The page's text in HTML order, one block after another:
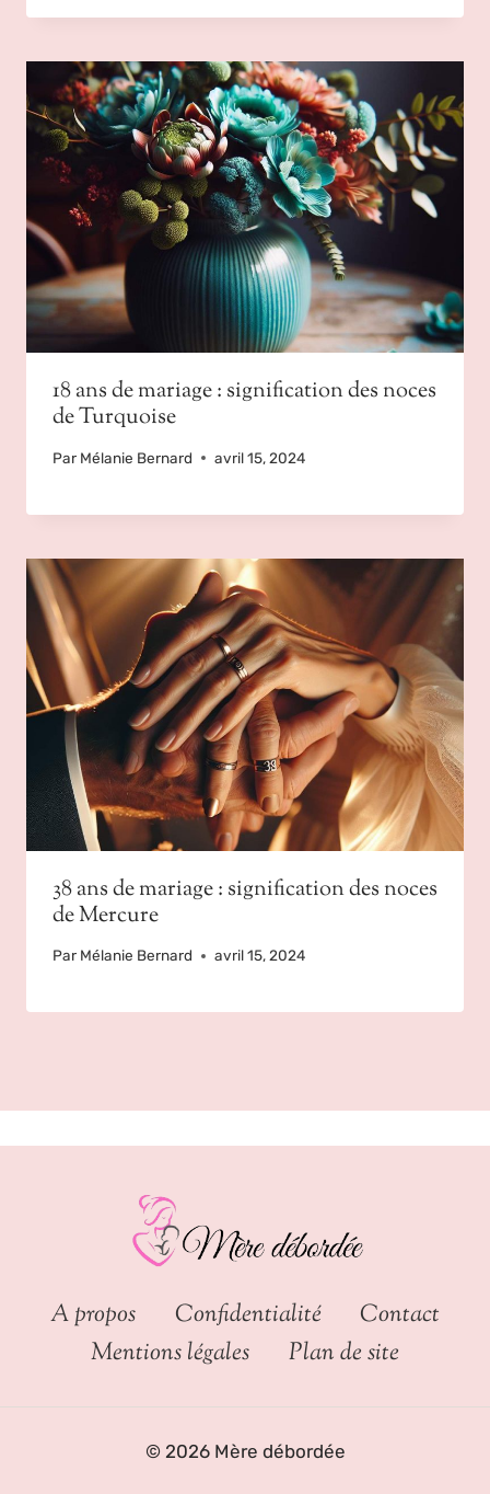
18 ans de mariage : signification des noces
de Turquoise
Par Mélanie Bernard avril 15, 2024
38 ans de mariage : signification des noces
de Mercure
Par Mélanie Bernard avril 15, 2024
A propos Confidentialité
Contact
Mentions légales
Plan de site
© 2026 Mère débordée